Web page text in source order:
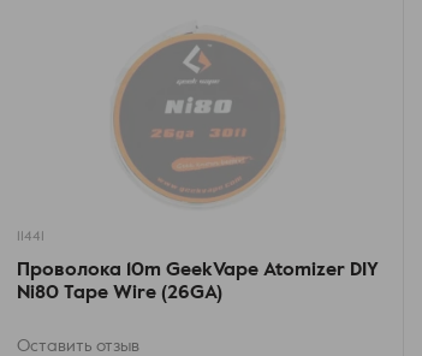
11441
Проволока 10m GeekVape Atomizer DIY
Ni80 Tape Wire (26GA)
Оставить отзыв